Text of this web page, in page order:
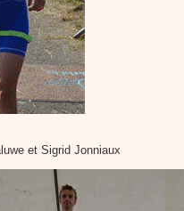
et Sigrid Jonniaux